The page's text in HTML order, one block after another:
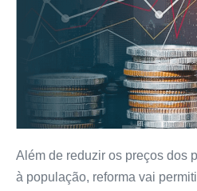
Além de reduzir os preços dos
à população, reforma vai